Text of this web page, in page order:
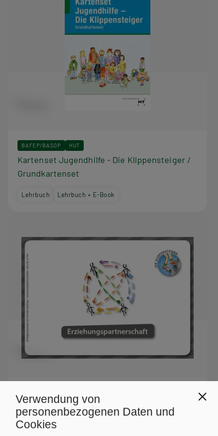
BAFEP/BASOP HUT
Kartenset Jugendhilfe - Die Klippensteiger /
Grundkartenset
Lehrbuch Lehrbuch + E-Book
Kartenset Jugendhilfe - Die Klippensteiger /
Kartenset 2 - Erziehungspartnerschaft
Verwendung von
personenbezogenen Daten und
Cookies